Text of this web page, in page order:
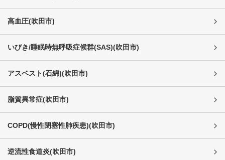
高血圧(吹田市)
いびき/睡眠時無呼吸症候群(SAS)(吹田市)
アスベスト(石綿)(吹田市)
脂質異常症(吹田市)
COPD(慢性閉塞性肺疾患)(吹田市)
逆流性食道炎(吹田市)